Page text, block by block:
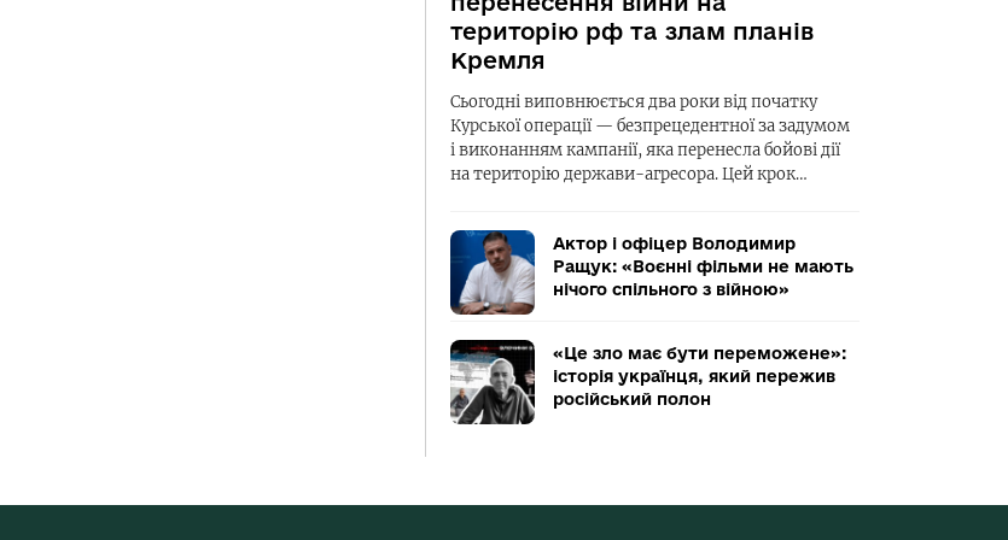
територію рф та злам планів
Кремля
Сьогодні виповнюється два роки від початку
Курської операції — безпрецедентної за задумом
і виконанням кампанії, яка перенесла бойові дії
на територію держави-агресора. Цей крок…
Актор і офіцер Володимир
Ращук: «Воєнні фільми не мають
нічого спільного з війною»
«Це зло має бути переможене»:
історія українця, який пережив
російський полон